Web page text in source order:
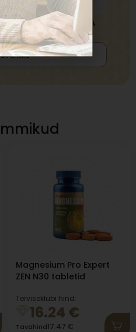
Q10 HEA
JAOKS?
Magnesium Pro Expert
ZEN N30 tabletid
Terviseklubi hind:
16.24 €
Tavahind17.47 €